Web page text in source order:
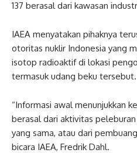
137 berasal dari kawasan
IAEA menyatakan pihaknya
otoritas nuklir Indonesia yang
isotop radioaktif di lokasi
termasuk udang beku tersebut.
“Informasi awal menunjukkan
berasal dari aktivitas
yang sama, atau dari
bicara IAEA, Fredrik Dahl.